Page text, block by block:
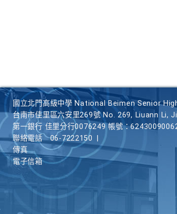
國立北門高級中學 National Beimen Senior
台南市佳里區六安里269號 No. 269, Liuann Li,
第一銀行 佳里分行0076249 帳號：
聯絡電話
06-7222150
傳真
電子信箱